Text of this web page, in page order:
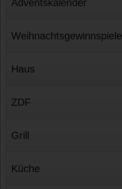
Adventskalender
Weihnachtsgewinnspiele
Haus
ZDF
Grill
Küche